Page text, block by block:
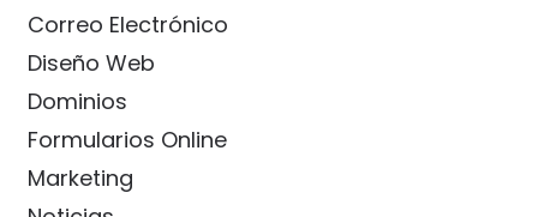
Correo Electrónico
Diseño Web
Dominios
Formularios Online
Marketing